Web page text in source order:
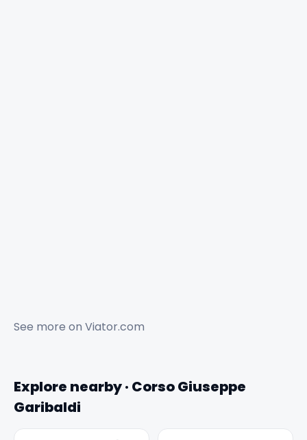
See more on Viator.com
Explore nearby · Corso Giuseppe
Garibaldi